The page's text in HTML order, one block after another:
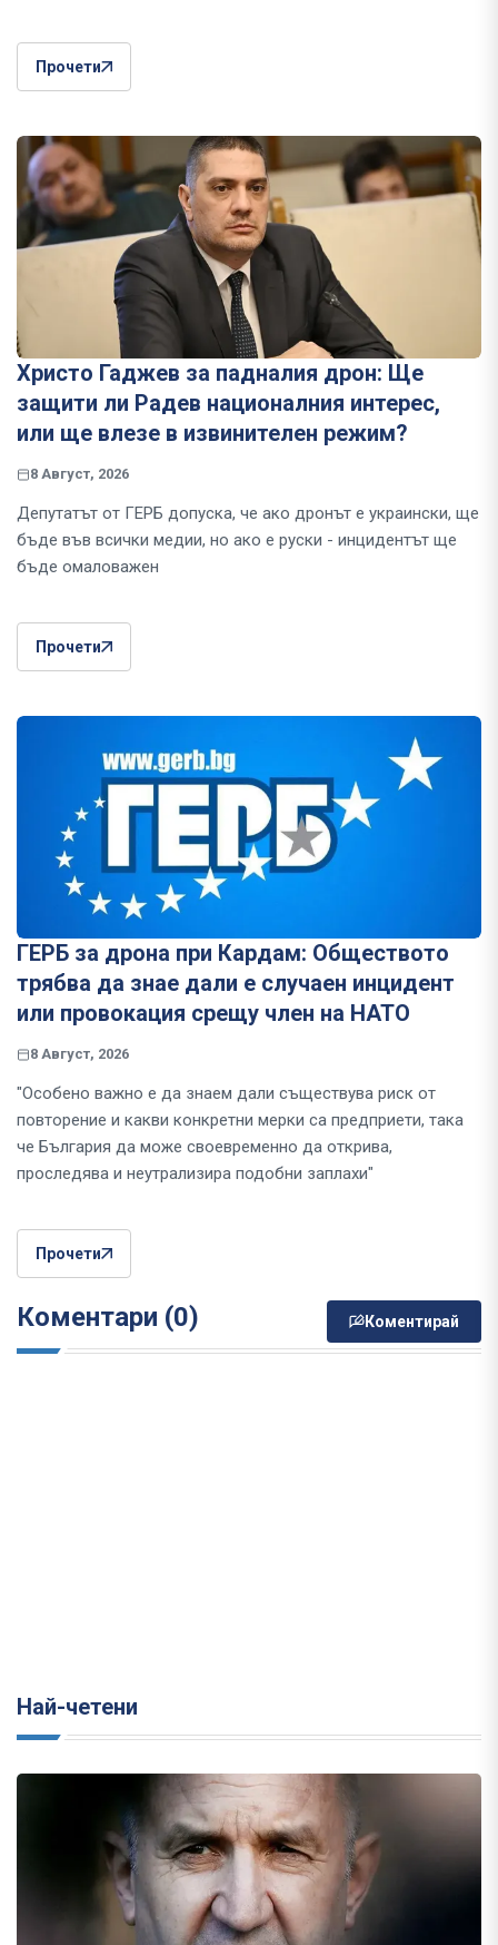
Прочети
Христо Гаджев за падналия дрон: Ще
защити ли Радев националния интерес,
или ще влезе в извинителен режим?
8 Август, 2026
Депутатът от ГЕРБ допуска, че ако дронът е украински, ще
бъде във всички медии, но ако е руски - инцидентът ще
бъде омаловажен
Прочети
ГЕРБ за дрона при Кардам: Обществото
трябва да знае дали е случаен инцидент
или провокация срещу член на НАТО
8 Август, 2026
"Особено важно е да знаем дали съществува риск от
повторение и какви конкретни мерки са предприети, така
че България да може своевременно да открива,
проследява и неутрализира подобни заплахи"
Прочети
Коментари (0) Коментирай
Най-четени